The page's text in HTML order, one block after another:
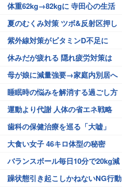
体重62kg→82kgに 寺田心の生活
夏のむくみ対策 ツボ&反射区押し
紫外線対策がビタミンD不足に
休みだが疲れる 隠れ疲労対策は
母が娘に減量強要→家庭内別居へ
睡眠時の悩みを解消する過ごし方
運動より代謝 人体の省エネ戦略
歯科の保健治療を巡る「大嘘」
大食い女子 46キロ体型の秘密
バランスボール毎日10分で20kg減
躁状態引き起こしかねないNG行動